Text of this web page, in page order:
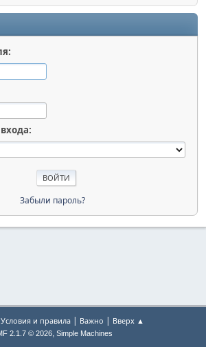
Забыли пароль?
Условия и правила | Важно | Вверх ▲
2.1.7 © 2026, Simple Machines